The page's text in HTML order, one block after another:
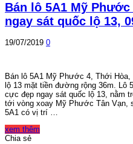
Bán lô 5A1 Mỹ
ngay sát quốc lộ 13,
19/07/2019 0
Bán lô 5A1 Mỹ Phước 4, Thới
lộ 13 mặt tiền đường rộng 36m.
cực đẹp ngay sát quốc lộ 13, nằm
tới vòng xoay Mỹ Phước Tân Vạn,
5A1 có vị trí …
xem thêm
Chia sẻ